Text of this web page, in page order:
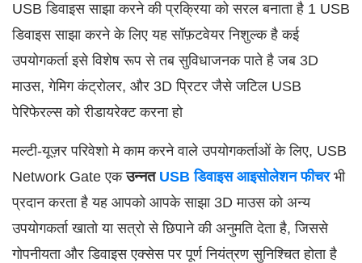
USB डिवाइस साझा करने की प्रक्रिया को सरल बनाता है 1 USB
डिवाइस साझा करने के लिए यह सॉफ़टवेयर निशुल्क है कई
उपयोगकर्ता इसे विशेष रूप से तब सुविधाजनक पाते है जब 3D
माउस, गेमिग कंट्रोलर, और 3D प्रिटर जैसे जटिल USB
पेरिफेरल्स को रीडायरेक्ट करना हो
मल्टी-यूज़र परिवेशो मे काम करने वाले उपयोगकर्ताओं के लिए, USB
Network Gate एकउन्नत USB डिवाइस आइसोलेशन फीचरभी
प्रदान करता है यह आपको आपके साझा 3D माउस को अन्य
उपयोगकर्ता खातो या सत्रो से छिपाने की अनुमति देता है, जिससे
गोपनीयता और डिवाइस एक्सेस पर पूर्ण नियंत्रण सुनिश्चित होता है